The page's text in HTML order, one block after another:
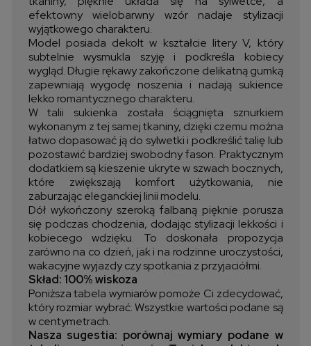
efektowny wielobarwny wzór nadaje stylizacji
wyjątkowego charakteru.
Model posiada dekolt w kształcie litery V, który
subtelnie wysmukla szyję i podkreśla kobiecy
wygląd. Długie rękawy zakończone delikatną gumką
zapewniają wygodę noszenia i nadają sukience
lekko romantycznego charakteru.
W talii sukienka została ściągnięta sznurkiem
wykonanym z tej samej tkaniny, dzięki czemu można
łatwo dopasować ją do sylwetki i podkreślić talię lub
pozostawić bardziej swobodny fason. Praktycznym
dodatkiem są kieszenie ukryte w szwach bocznych,
które zwiększają komfort użytkowania, nie
zaburzając eleganckiej linii modelu.
Dół wykończony szeroką falbaną pięknie porusza
się podczas chodzenia, dodając stylizacji lekkości i
kobiecego wdzięku. To doskonała propozycja
zarówno na co dzień, jak i na rodzinne uroczystości,
wakacyjne wyjazdy czy spotkania z przyjaciółmi.
Skład: 100% wiskoza
Poniższa tabela wymiarów pomoże Ci zdecydować,
który rozmiar wybrać. Wszystkie wartości podane są
w centymetrach.
Nasza sugestia: porównaj wymiary podane w